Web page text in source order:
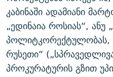
კაბინაში ადამიანი
„ედინაია როსიას“, ანუ
პოლიტკორექტულობას,
რუსეთი“
პროკურატურის გზით